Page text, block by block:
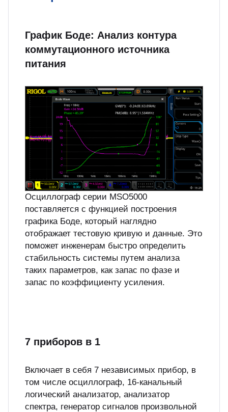
График Боде: Анализ контура
коммутационного источника
питания
Осциллограф серии MSO5000
поставляется с функцией построения
графика Боде, который наглядно
отображает тестовую кривую и данные. Это
поможет инженерам быстро определить
стабильность системы путем анализа
таких параметров, как запас по фазе и
запас по коэффициенту усиления.
7 приборов в 1
Включает в себя 7 независимых прибор, в
том числе осциллограф, 16-канальный
логический анализатор, анализатор
спектра, генератор сигналов произвольной